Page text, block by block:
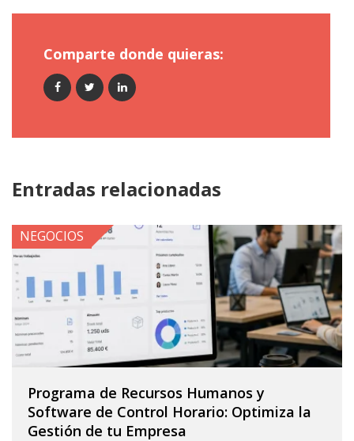
Comparte donde quieras:
Entradas relacionadas
Programa de Recursos Humanos y
Software de Control Horario: Optimiza la
Gestión de tu Empresa
NEGOCIOS